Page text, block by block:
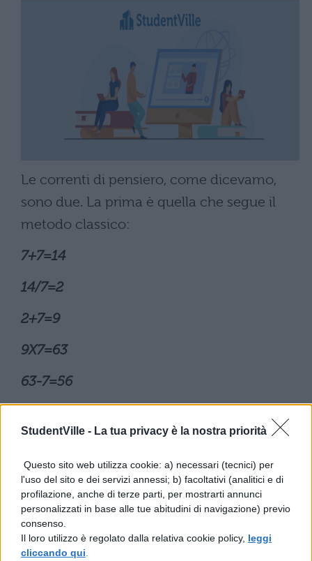
StudentVille - La tua privacy è la nostra priorità
Questo sito web utilizza cookie: a) necessari (tecnici) per
l'uso del sito e dei servizi annessi; b) facoltativi (analitici e di
profilazione, anche di terze parti, per mostrarti annunci
personalizzati in base alle tue abitudini di navigazione) previo
consenso.
Il loro utilizzo è regolato dalla relativa cookie policy, leggi
cliccando qui
Le correnti di pensiero, come dicevamo,
sono due. La prima è quella che segue il
metodo classico:
7+7=14
14/7=2
2+7=9
9X7=63
63-7=56
inserisce delle parentesi che
7+(7/7)+(7X7)-7
7+1=8
7X7=49